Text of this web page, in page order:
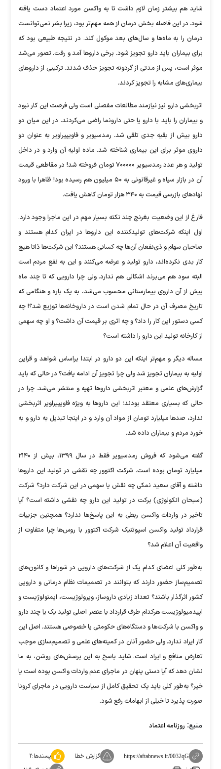
شاید هم بیشتر زمان لازم داشت تا به واکسن مورد اعتماد دست یافته
شود. در این فاصله بخش درمان از همه مهم‌تر بود، زیرا بشر نمی‌توانست
درمان را به ماه‌ها و سال‌های بعد موکول کند. در نتیجه طبیعی بود که
برای بیماران باید دارو تجویز شود. برخی دارو‌ها آمد و رفت. تصور می‌شد
موثر است، پس از مدتی از گردونه تجویز حذف شدند. ترکیبی از دارو‌های
بیماری‌های مشابه را تجویز کردند.
اثربخشی دارو نیز نیازمند مطالعات مفصلی است ولی فرصت این کار نبود
و بیماران را باید با دارو یا حتی دارونما راضی می‌کردند. در این میان دو
دارو بیش از بقیه جدی تلقی شد. رمدسیویر و فاویپیراویر به عنوان دو
داروی موثر برای این بیماری شناخته شد. ماده اولیه آن وارد و در داخل
تولید و هر عدد رمدسیویر ۷۰۰۰۰۰ تومان فروخته شد! در مقاطعی قیمت
آن در بازار سیاه و غیرقانونی به ۵۰ میلیون هم رسیده بود! ظاهرا با ورود
نهاد‌های بازرسی قیمت به ۳۴۰ هزار تومان کاهش یافت.
فارغ از این وضعیت بغرنج چند نکته بسیار مهم در این ماجرا وجود دارد.
اول اینکه شرکت‌های تولیدکننده این دارو‌ها در ایران کدام هستند و
صاحبان سهام و ذی‌نفعان آن‌ها چه کسانی هستند؟ این شرکت‌ها ذاتا هیچ
کار بدی نکرده‌اند، دارو تولید و عرضه می‌کنند و این به نفع مردم است
البته سود هم می‌برند اشکالی هم ندارد. ولی چرا دارویی که تا چند ماه
پیش از آن داروی بیمارستانی محسوب می‌شد، به یک باره و هنگامی که
تاریخ مصرف آن در حال تمام شدن است در داروخانه‌ها توزیع شد؟! چه
کسی دستور این کار را داد؟ و چه اثری بر قیمت آن داشت؟ و او چه سهمی
از کارخانه تولید این دارو را داشته است؟
مساله دیگر و مهم‌تر اینکه این دو دارو در ابتدا براساس شواهد و قراین
اولیه به بیماران تجویز شد ولی چرا تجویز آن ادامه یافت؟ در حالی که باید
گزارش‌های علمی و معتبر اثربخشی دارو‌ها تهیه و منتشر می‌شد. چرا در
حالی که بسیاری معتقد بودند؛ این دارو‌ها به ویژه فاویپیراویر اثربخشی
ندارد، صد‌ها میلیارد تومان از مواد آن وارد و در اینجا تبدیل به دارو و به
خورد مردم و بیماران داده شد.
گفته می‌شود که فروش رمدسیویر فقط در سال ۱۳۹۹، بیش از ۲۱۴۰
میلیارد تومان بوده است. شرکت اکتوور چه نقشی در تولید این دارو‌ها
داشته و آقای سعید نمکی چه نقش یا سهمی در این شرکت دارد؟ شرکت
(سبحان انکولوژی) برکت در تولید این دارو چه نقشی داشته است؟ آیا
تاخیر در واردات واکسن ربطی به این پاسخ‌ها ندارد؟ همچنین جزییات
قرارداد تولید واکسن اسپوتنیک شرکت اکتوور با روس‌ها چرا متفاوت از
واقعیت آن اعلام شد؟
به‌طور کلی اعضای کدام یک از شرکت‌های دارویی در شورا‌ها و کانون‌های
تصمیم‌ساز حضور دارند که بتوانند در تصمیمات نظام درمانی و دارویی
کشور اثرگذار باشند؟ تعداد زیادی داروساز، ویرولوژیست، ایمنولوژیست و
اپیدمیولوژیست هرکدام طرف قرارداد یا عنصر اصلی تولید یک یا چند دارو
و واکسن با شرکت‌ها و دستگاه‌های حکومتی یا خصوصی هستند. اصل این
کار ایراد ندارد. ولی حضور آنان در کمیته‌های علمی و تصمیم‌سازی موجب
تعارض منافع و ایراد است. شاید پاسخ به این پرسش‌های روشن، به ما
نشان دهد که آیا دستی پنهان در ماجرای عدم واردات واکسن بوده است یا
خیر؟ به‌طور کلی باید یک تحقیق کامل از سیاست دارویی در ماجرای کرونا
صورت پذیرد تا خیلی از ابهامات رفع شود.
منبع: روزنامه اعتماد
https://aftabnews.ir/0032qG گزارش خطا پسندها:۲